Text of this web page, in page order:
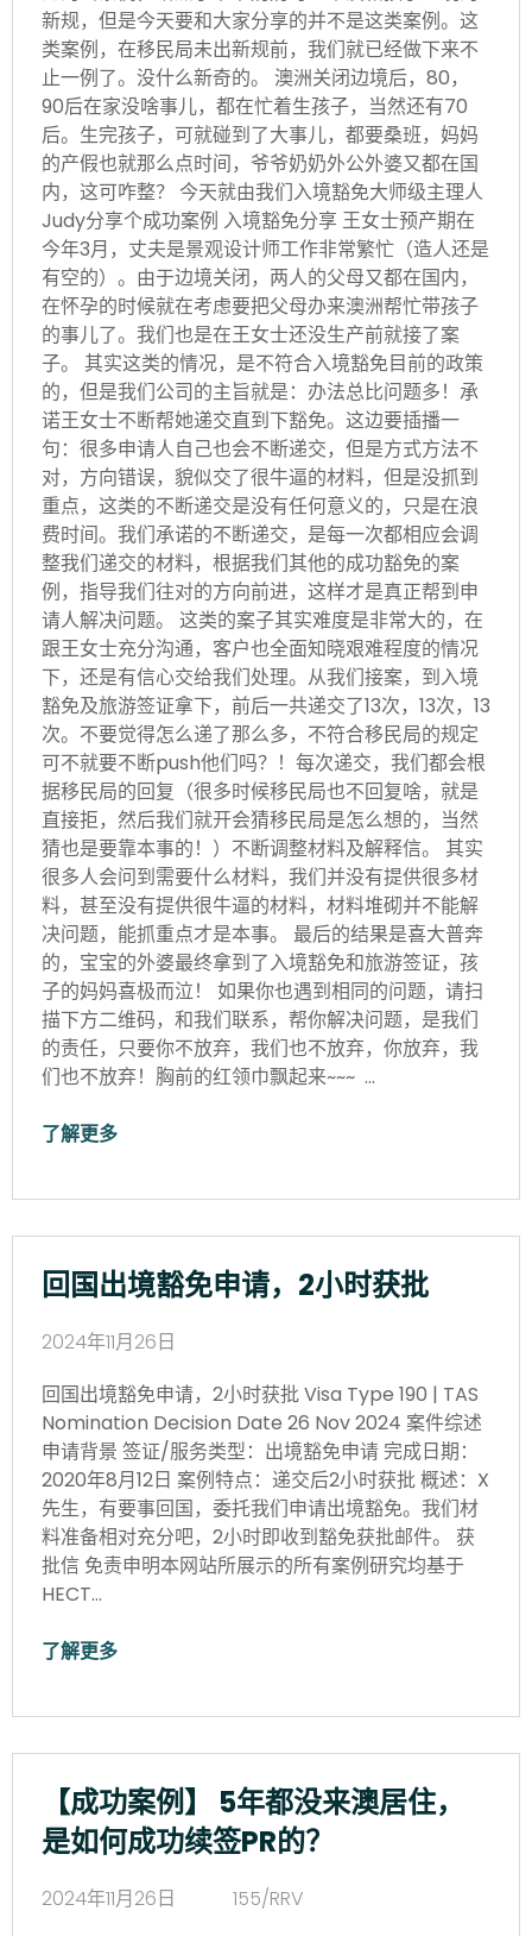
新规，但是今天要和大家分享的并不是这类案例。这
类案例，在移民局未出新规前，我们就已经做下来不
止一例了。没什么新奇的。 澳洲关闭边境后，80，
90后在家没啥事儿，都在忙着生孩子，当然还有70
后。生完孩子，可就碰到了大事儿，都要桑班，妈妈
的产假也就那么点时间，爷爷奶奶外公外婆又都在国
内，这可咋整？ 今天就由我们入境豁免大师级主理人
Judy分享个成功案例 入境豁免分享 王女士预产期在
今年3月，丈夫是景观设计师工作非常繁忙（造人还是
有空的）。由于边境关闭，两人的父母又都在国内，
在怀孕的时候就在考虑要把父母办来澳洲帮忙带孩子
的事儿了。我们也是在王女士还没生产前就接了案
子。 其实这类的情况，是不符合入境豁免目前的政策
的，但是我们公司的主旨就是：办法总比问题多！承
诺王女士不断帮她递交直到下豁免。这边要插播一
句：很多申请人自己也会不断递交，但是方式方法不
对，方向错误，貌似交了很牛逼的材料，但是没抓到
重点，这类的不断递交是没有任何意义的，只是在浪
费时间。我们承诺的不断递交，是每一次都相应会调
整我们递交的材料，根据我们其他的成功豁免的案
例，指导我们往对的方向前进，这样才是真正帮到申
请人解决问题。 这类的案子其实难度是非常大的，在
跟王女士充分沟通，客户也全面知晓艰难程度的情况
下，还是有信心交给我们处理。从我们接案，到入境
豁免及旅游签证拿下，前后一共递交了13次，13次，13
次。不要觉得怎么递了那么多，不符合移民局的规定
可不就要不断push他们吗？！每次递交，我们都会根
据移民局的回复（很多时候移民局也不回复啥，就是
直接拒，然后我们就开会猜移民局是怎么想的，当然
猜也是要靠本事的！）不断调整材料及解释信。 其实
很多人会问到需要什么材料，我们并没有提供很多材
料，甚至没有提供很牛逼的材料，材料堆砌并不能解
决问题，能抓重点才是本事。 最后的结果是喜大普奔
的，宝宝的外婆最终拿到了入境豁免和旅游签证，孩
子的妈妈喜极而泣！ 如果你也遇到相同的问题，请扫
描下方二维码，和我们联系，帮你解决问题，是我们
的责任，只要你不放弃，我们也不放弃，你放弃，我
们也不放弃！胸前的红领巾飘起来~~~ …
了解更多
回国出境豁免申请，2小时获批
2024年11月26日
回国出境豁免申请，2小时获批 Visa Type 190 | TAS
Nomination Decision Date 26 Nov 2024 案件综述
申请背景 签证/服务类型：出境豁免申请 完成日期：
2020年8月12日 案例特点：递交后2小时获批 概述：X
先生，有要事回国，委托我们申请出境豁免。我们材
料准备相对充分吧，2小时即收到豁免获批邮件。 获
批信 免责申明本网站所展示的所有案例研究均基于
HECT…
了解更多
【成功案例】 5年都没来澳居住，
是如何成功续签PR的？
2024年11月26日
155/RRV